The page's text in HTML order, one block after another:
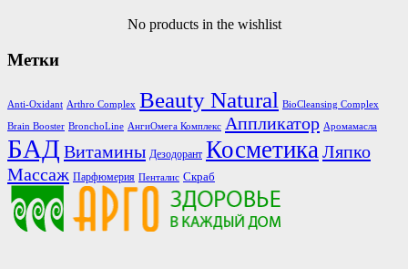
No products in the wishlist
Метки
Anti-Oxidant Arthro Complex Beauty Natural BioCleansing Complex
Brain Booster BronchoLine АнгиОмега Комплекс Аппликатор Аромамасла
БАД Витамины Дезодорант Косметика Ляпко
Массаж Парфюмерия Пенталис Скраб